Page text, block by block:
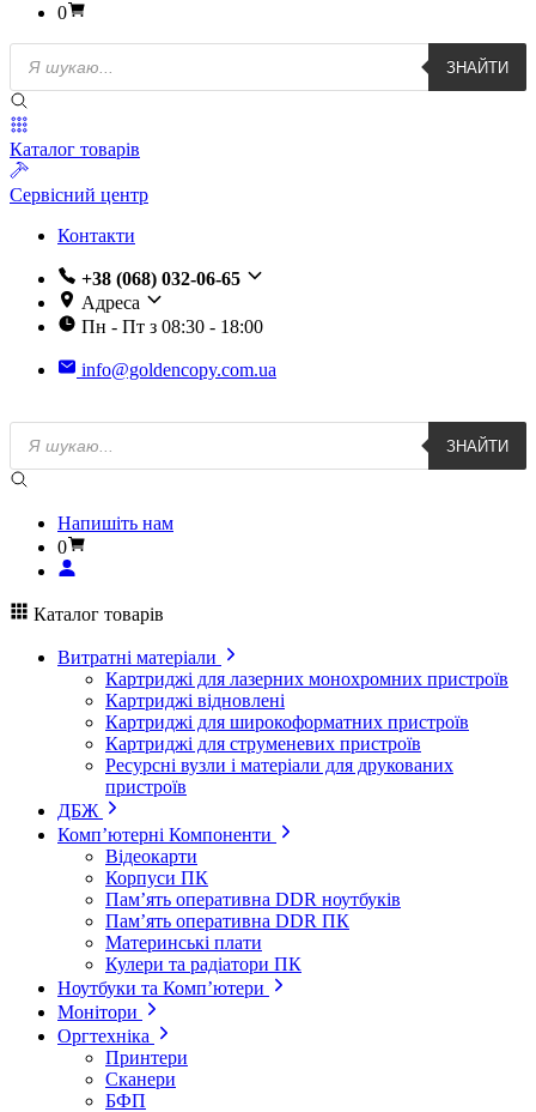
0
Пошук
товарів
ЗНАЙТИ
Каталог товарів
Сервісний центр
Контакти
+38 (068) 032-06-65
Адреса
Пн - Пт з 08:30 - 18:00
info@goldencopy.com.ua
Пошук
товарів
ЗНАЙТИ
Напишіть нам
0
Каталог товарів
Витратні матеріали
Картриджі для лазерних монохромних пристроїв
Картриджі відновлені
Картриджі для широкоформатних пристроїв
Картриджі для струменевих пристроїв
Ресурсні вузли і матеріали для друкованих
пристроїв
ДБЖ
Комп’ютерні Компоненти
Відеокарти
Корпуси ПК
Пам’ять оперативна DDR ноутбуків
Пам’ять оперативна DDR ПК
Материнські плати
Кулери та радіатори ПК
Ноутбуки та Комп’ютери
Монітори
Оргтехніка
Принтери
Сканери
БФП